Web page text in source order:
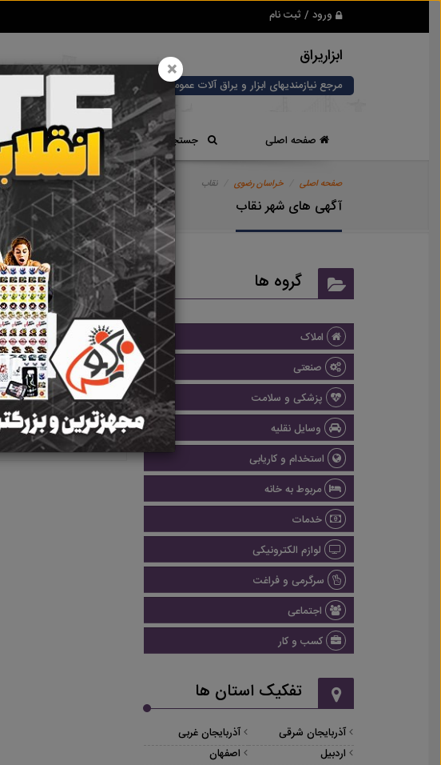
ورود / ثبت نام
ابزاریراق
مرجع نیازمندیهای ابزار و یراق آلات عمومی و صنعتی
صفحه اصلی جستجوی سریع تعرفه آگهی ها
صفحه اصلی خراسان رضوی نقاب
آگهی های شهر نقاب
گروه ها
املاک
صنعتی
پزشکی و سلامت
وسایل نقلیه
استخدام و کاریابی
مربوط به خانه
خدمات
لوازم الکترونیکی
سرگرمی و فراغت
اجتماعی
کسب و کار
تفکیک استان ها
آذربایجان شرقی
آذربایجان غربی
اردبیل
اصفهان
×